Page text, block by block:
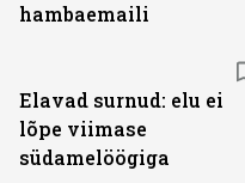
hambaemaili
Elavad surnud: elu ei
lõpe viimase
südamelöögiga